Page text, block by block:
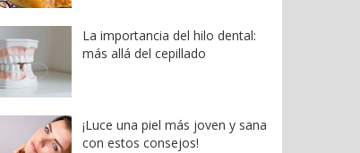
La importancia del hilo dental:
más allá del cepillado
¡Luce una piel más joven y sana
con estos consejos!